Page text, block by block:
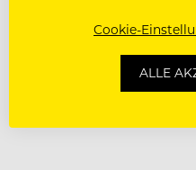
Cookie-
ALLE